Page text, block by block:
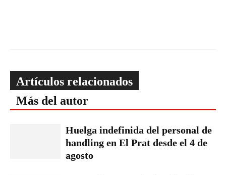
Artículos relacionados
Más del autor
Huelga indefinida del personal de
handling en El Prat desde el 4 de
agosto